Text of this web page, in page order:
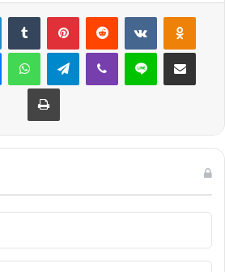
LinkedInTumblr PinterestReddit VKontakte
MessengerWhatsAppTelegramViber Line E-Posta ile
Yazdır